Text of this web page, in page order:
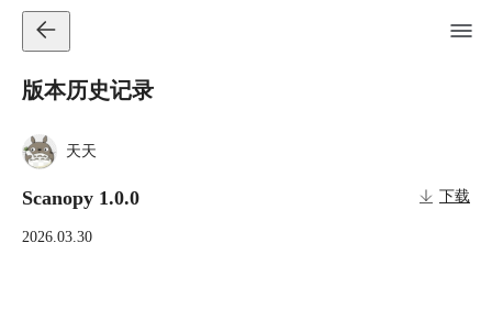
版本历史记录
天天
Scanopy 1.0.0 下载
2026.03.30